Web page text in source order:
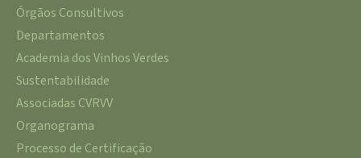
Órgãos Consultivos
Departamentos
Academia dos Vinhos Verdes
Sustentabilidade
Associadas CVRVV
Organograma
Processo de Certificação